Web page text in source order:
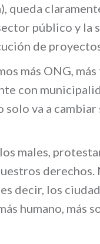
queda
público y la
de
más ONG, más
con
va a
males,
derechos.
decir, los
humano, más